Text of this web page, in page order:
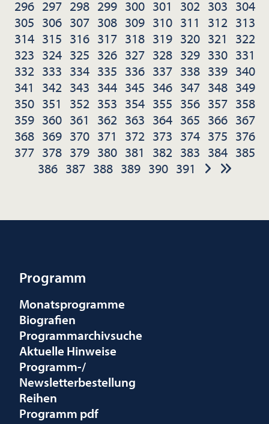
296 297 298 299 300 301 302 303 304
305 306 307 308 309 310 311 312 313
314 315 316 317 318 319 320 321
322
323 324 325 326 327 328 329 330 331
332 333 334 335 336 337 338 339 340
341
342 343 344 345 346 347 348 349
350 351 352 353 354 355 356 357 358
359 360 361 362 363 364 365 366 367
368 369 370 371 372 373 374 375 376
377 378 379 380 381 382 383 384 385
386 387 388 389 390 391
Programm
Monatsprogramme
Biografien
Programmarchivsuche
Aktuelle Hinweise
Programm-/
Newsletterbestellung
Reihen
Programm pdf